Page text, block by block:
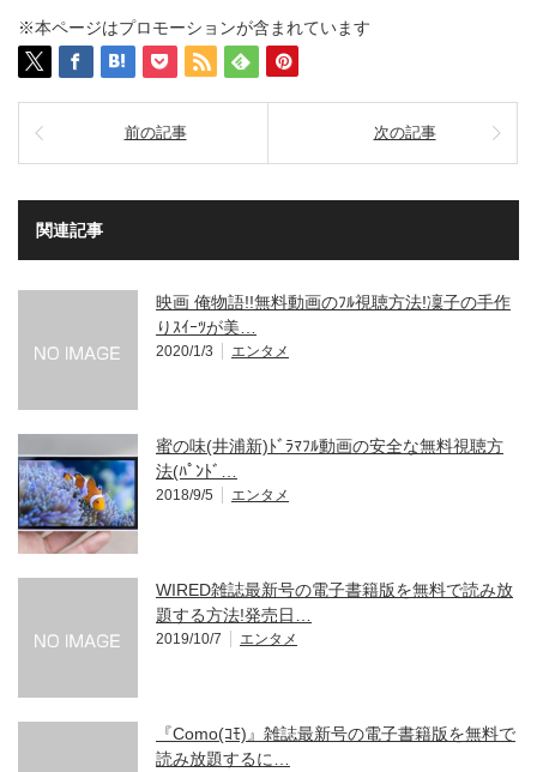
※本ページはプロモーションが含まれています
前の記事 次の記事
関連記事
映画 俺物語!!無料動画のﾌﾙ視聴方法!凜子の手作
りｽｲｰﾂが美…
2020/1/3 エンタメ
蜜の味(井浦新)ﾄﾞﾗﾏﾌﾙ動画の安全な無料視聴方
法(ﾊﾟﾝﾄﾞ…
2018/9/5 エンタメ
WIRED雑誌最新号の電子書籍版を無料で読み放
題する方法!発売日…
2019/10/7 エンタメ
『Como(ｺﾓ)』雑誌最新号の電子書籍版を無料で
読み放題するに…